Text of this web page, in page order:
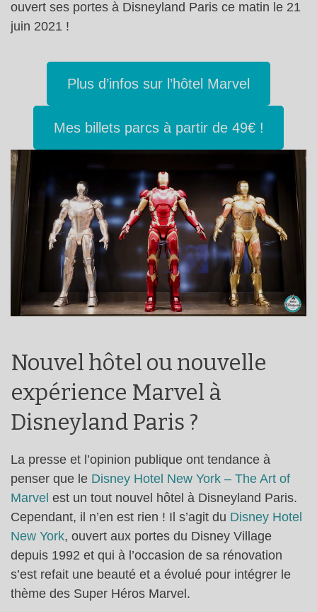
ouvert ses portes à Disneyland Paris ce matin le 21
juin 2021 !
Plus d’infos sur l’hôtel Marvel
Mes billets parcs à partir de 49€ !
Nouvel hôtel ou nouvelle
expérience Marvel à
Disneyland Paris ?
La presse et l’opinion publique ont tendance à
penser que le Disney Hotel New York – The Art of
Marvel est un tout nouvel hôtel à Disneyland Paris.
Cependant, il n’en est rien ! Il s’agit du Disney Hotel
New York, ouvert aux portes du Disney Village
depuis 1992 et qui à l’occasion de sa rénovation
s’est refait une beauté et a évolué pour intégrer le
thème des Super Héros Marvel.